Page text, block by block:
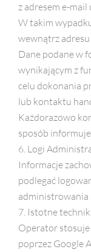
z adresem e-
W takim
wewnątrz
Dane podane w
wynikającym z
celu dokonania
lub kontaktu
Każdorazowo
sposób
6. Logi
Informacje
podlegać
administrowania
7. Istotne
Operator
poprzez Google